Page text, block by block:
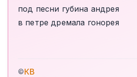
под песни губина андрея
в петре дремала гонорея
©КВ